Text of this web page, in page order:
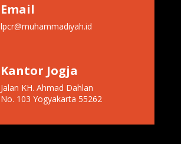
Email
lpcr@muhammadiyah.id
Kantor Jogja
Jalan KH. Ahmad Dahlan
No. 103 Yogyakarta 55262